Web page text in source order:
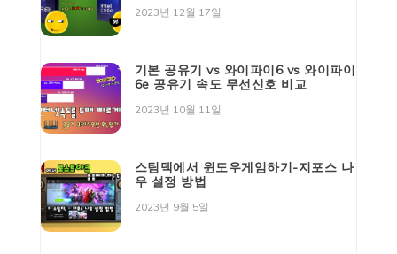
2023년 12월 17일
기본 공유기 vs 와이파이6 vs 와이파이
6e 공유기 속도 무선신호 비교
2023년 10월 11일
스팀덱에서 윈도우게임하기-지포스 나
우 설정 방법
2023년 9월 5일